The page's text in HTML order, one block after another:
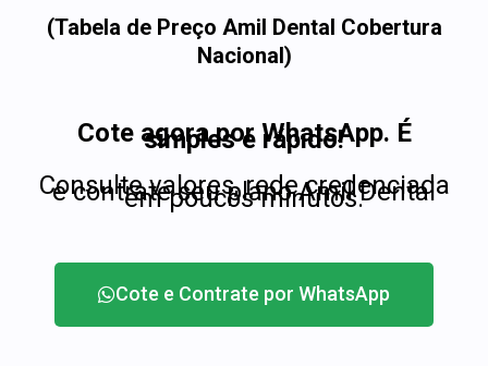
(Tabela de Preço Amil Dental Cobertura
Nacional)
Cote agora por WhatsApp. É
simples e rápido!
Consulte valores, rede credenciada
e contrate seu plano Amil Dental
em poucos minutos.
Cote e Contrate por WhatsApp